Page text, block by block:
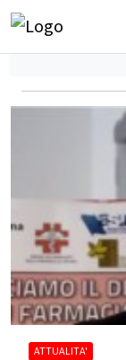
ATTUALITA'